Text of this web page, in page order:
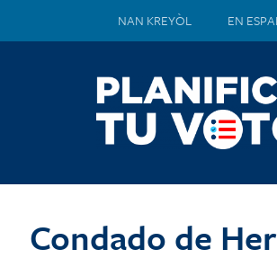
NAN KREYÒL EN
Condado de